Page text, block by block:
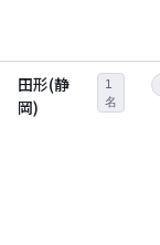
田形(静
岡)
1
名